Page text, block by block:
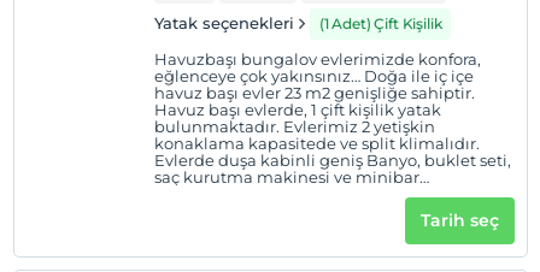
modern bir zevkle dizayn edilmiş, geniş odalardır.
Bungalov odalarımız geniş bir balkona ve oturma
alanına sahiptir. Bungalovlarımızın balkonundan
bahçemizi, etrafımızdaki ormanı ve tabiatı resim gibi
gözüktüğü manzaraları seyredebilirsiniz.
Otelimizde günlük temizlik hizmeti dilediğiniz zaman
resepsiyon görevlilerine anahtarı bırakmak suretiyle oda
Olympos Village, mutlak huzurun hakim olduğu,
Yatak seçenekleri (1 Adet) Çift Kişilik
Havuzbaşı bungalov evlerimizde konfora,
eğlenceye çok yakınsınız… Doğa ile iç içe
havuz başı evler 23 m2 genişliğe sahiptir.
Havuz başı evlerde, 1 çift kişilik yatak
bulunmaktadır. Evlerimiz 2 yetişkin
konaklama kapasitede ve split klimalıdır.
Evlerde duşa kabinli geniş Banyo, buklet seti,
saç kurutma makinesi ve minibar
Tarih seç